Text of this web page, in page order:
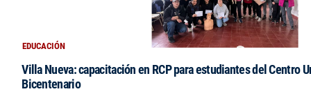
EDUCACIÓN
Villa Nueva: capacitación en RCP para estudiantes del Centro
Bicentenario